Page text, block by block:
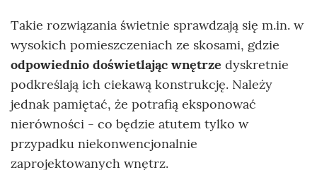
Takie rozwiązania świetnie sprawdzają się m.in. w
wysokich pomieszczeniach ze skosami, gdzie
odpowiednio doświetlając wnętrze dyskretnie
podkreślają ich ciekawą konstrukcję. Należy
jednak pamiętać, że potrafią eksponować
nierówności - co będzie atutem tylko w
przypadku niekonwencjonalnie
zaprojektowanych wnętrz.